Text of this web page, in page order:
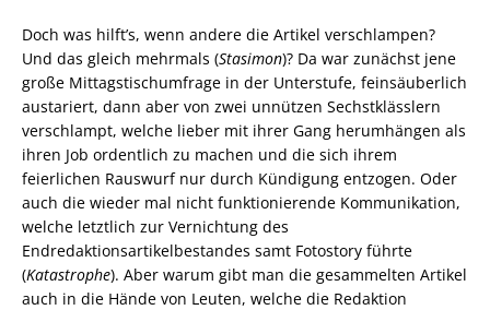
Doch was hilft’s, wenn andere die Artikel verschlampen?
Und das gleich mehrmals (Stasimon)? Da war zunächst jene
große Mittagstischumfrage in der Unterstufe, feinsäuberlich
austariert, dann aber von zwei unnützen Sechstklässlern
verschlampt, welche lieber mit ihrer Gang herumhängen als
ihren Job ordentlich zu machen und die sich ihrem
feierlichen Rauswurf nur durch Kündigung entzogen. Oder
auch die wieder mal nicht funktionierende Kommunikation,
welche letztlich zur Vernichtung des
Endredaktionsartikelbestandes samt Fotostory führte
(Katastrophe). Aber warum gibt man die gesammelten Artikel
auch in die Hände von Leuten, welche die Redaktion